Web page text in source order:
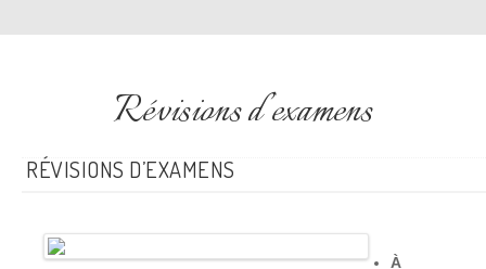
Révisions d’examens
RÉVISIONS D’EXAMENS
À